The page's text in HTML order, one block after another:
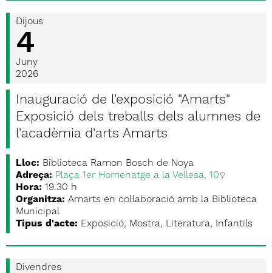
Dijous
4
Juny
2026
Inauguració de l'exposició "Amarts"
Exposició dels treballs dels alumnes de
l'acadèmia d'arts Amarts
Lloc: Biblioteca Ramon Bosch de Noya
Adreça: Plaça 1er Homenatge a la Vellesa, 10
Hora: 19.30 h
Organitza: Amarts en col·laboració amb la Biblioteca
Municipal
Tipus d'acte: Exposició, Mostra, Literatura, Infantils
Divendres